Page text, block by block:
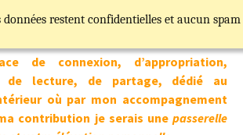
données restent confidentielles et aucun
de connexion, d’appropriation,
lecture, de partage, dédié au
où par mon accompagnement
contribution je serais une passerelle